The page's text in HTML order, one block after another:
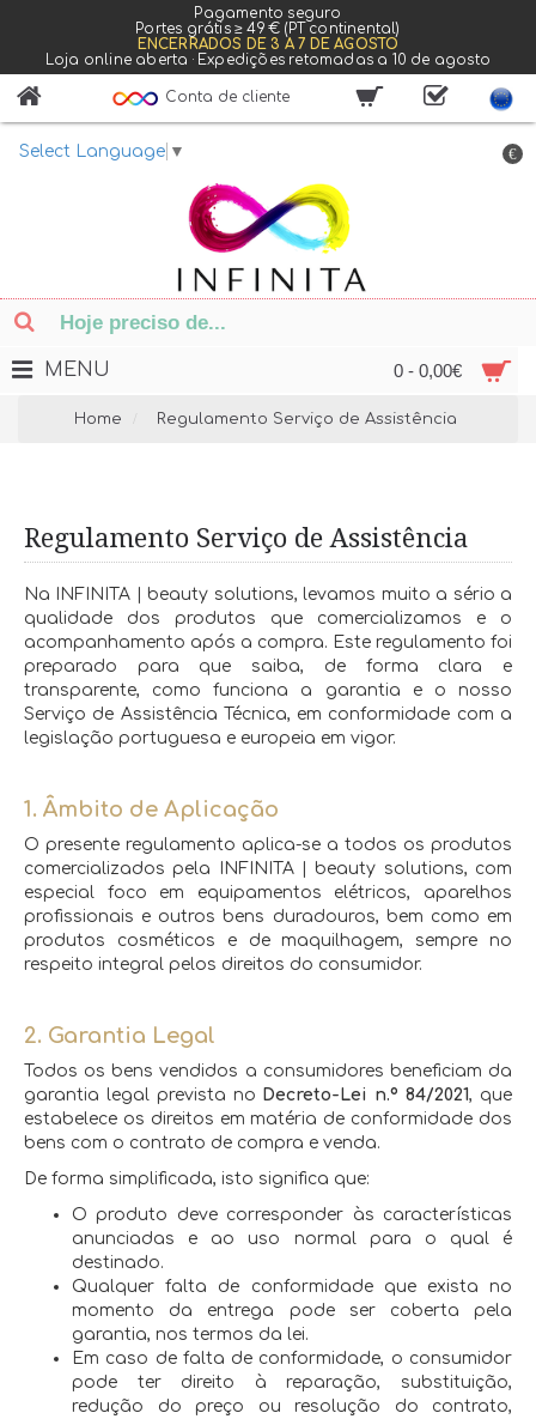
Pagamento seguro
Portes grátis ≥ 49 € (PT continental)
ENCERRADOS DE 3 A 7 DE AGOSTO
Loja online aberta · Expedições retomadas a 10 de agosto
Select Language ▼
Conta de cliente
€
0 - 0,00€
MENU
Home Regulamento Serviço de Assistência
Regulamento Serviço de Assistência
Na INFINITA | beauty solutions, levamos muito a sério a
qualidade dos produtos que comercializamos e o
acompanhamento após a compra. Este regulamento foi
preparado para que saiba, de forma clara e
transparente, como funciona a garantia e o nosso
Serviço de Assistência Técnica, em conformidade com a
legislação portuguesa e europeia em vigor.
1. Âmbito de Aplicação
O presente regulamento aplica-se a todos os produtos
comercializados pela INFINITA | beauty solutions, com
especial foco em equipamentos elétricos, aparelhos
profissionais e outros bens duradouros, bem como em
produtos cosméticos e de maquilhagem, sempre no
respeito integral pelos direitos do consumidor.
2. Garantia Legal
Todos os bens vendidos a consumidores beneficiam da
garantia legal prevista no Decreto-Lei n.º 84/2021, que
estabelece os direitos em matéria de conformidade dos
bens com o contrato de compra e venda.
De forma simplificada, isto significa que:
O produto deve corresponder às características
anunciadas e ao uso normal para o qual é
destinado.
Qualquer falta de conformidade que exista no
momento da entrega pode ser coberta pela
garantia, nos termos da lei.
Em caso de falta de conformidade, o consumidor
pode ter direito à reparação, substituição,
redução do preço ou resolução do contrato,